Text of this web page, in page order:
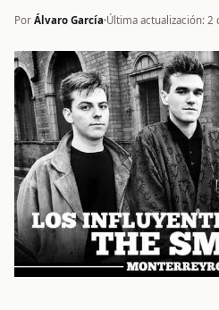
Por Álvaro García Última actualización: